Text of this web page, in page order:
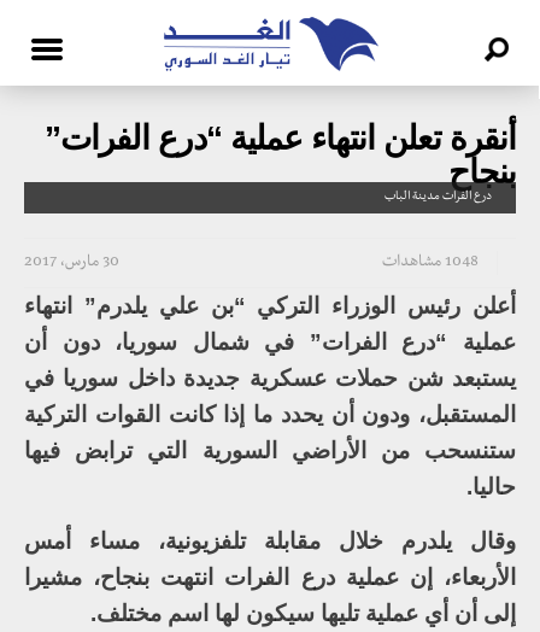
أنقرة تعلن انتهاء عملية “درع الفرات”
بنجاح
درع الفرات مدينة الباب
30 مارس، 2017 1048 مشاهدات
أعلن رئيس الوزراء التركي “بن علي يلدرم” انتهاء
عملية “درع الفرات” في شمال سوريا، دون أن
يستبعد شن حملات عسكرية جديدة داخل سوريا في
المستقبل، ودون أن يحدد ما إذا كانت القوات التركية
ستنسحب من الأراضي السورية التي ترابض فيها
حاليا.
وقال يلدرم خلال مقابلة تلفزيونية، مساء أمس
الأربعاء، إن عملية درع الفرات انتهت بنجاح، مشيرا
إلى أن أي عملية تليها سيكون لها اسم مختلف.